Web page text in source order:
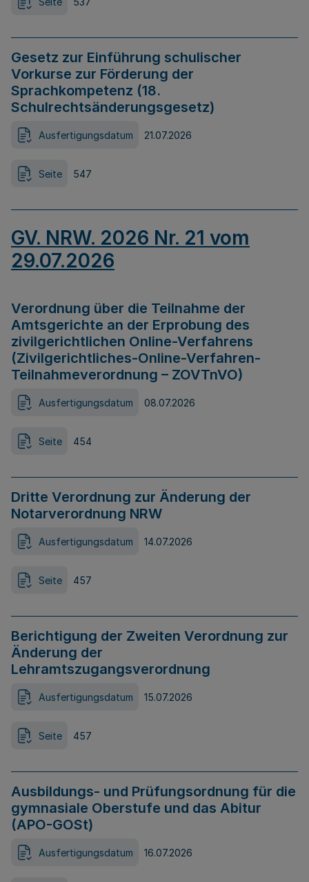
Gesetz zur Einführung schulischer
Vorkurse zur Förderung der
Sprachkompetenz (18.
Schulrechtsänderungsgesetz)
Ausfertigungsdatum 21.07.2026
Seite 547
GV. NRW. 2026 Nr. 21 vom
29.07.2026
Verordnung über die Teilnahme der
Amtsgerichte an der Erprobung des
zivilgerichtlichen Online-Verfahrens
(Zivilgerichtliches-Online-Verfahren-
Teilnahmeverordnung – ZOVTnVO)
Ausfertigungsdatum 08.07.2026
Seite 454
Dritte Verordnung zur Änderung der
Notarverordnung NRW
Ausfertigungsdatum 14.07.2026
Seite 457
Berichtigung der Zweiten Verordnung zur
Änderung der
Lehramtszugangsverordnung
Ausfertigungsdatum 15.07.2026
Seite 457
Ausbildungs- und Prüfungsordnung für die
gymnasiale Oberstufe und das Abitur
(APO-GOSt)
Ausfertigungsdatum 16.07.2026